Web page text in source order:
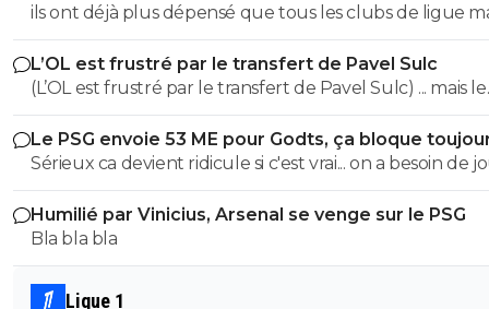
ils ont déjà plus dépensé que tous les clubs de ligue
réunis hors quatar.. ils veulent juste profitez au
des clubs qui sont beaucoup plus mal lotis qu'eux
du plus fort tout simplement..
L’OL est frustré par le transfert de Pavel Sulc
(L’OL est frustré par le transfert de Pavel Sulc) ... mais le
public aussi commence a être frustré ... la vente de ces
"excellents" joueurs dont fait partie Pavel Sulc ... pour
récupérer quoi ? qui? À un moment donné il faudra
arriver a construire dans le long terme... et avec ,
avec , une équipe régulière ça finira par payer, mais là pour
l'instant, ???
Le PSG envoie 53 ME pour Godts, ça bloque
Sérieux ca devient ridicule si c'est vrai... on a besoin de
pour la supercoupe ! sérieux a 5 ou 7M€ pres, go !!
Humilié par Vinicius, Arsenal se venge sur le PSG
Bla bla bla
Ligue 1